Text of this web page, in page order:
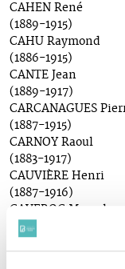
CAHEN René
(1889-1915)
CAHU Raymond
(1886-1915)
CANTE Jean
(1889-1917)
CARCANAGUES
(1887-1915)
CARNOY Raoul
(1883-1917)
CAUVIÈRE Henri
(1887-1916)
CAVEROC Marcel
(1887-1915)